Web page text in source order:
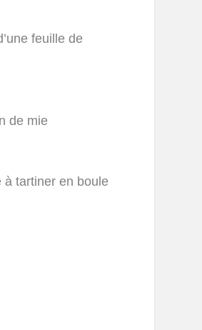
feuille de
de mie
à tartiner en boule